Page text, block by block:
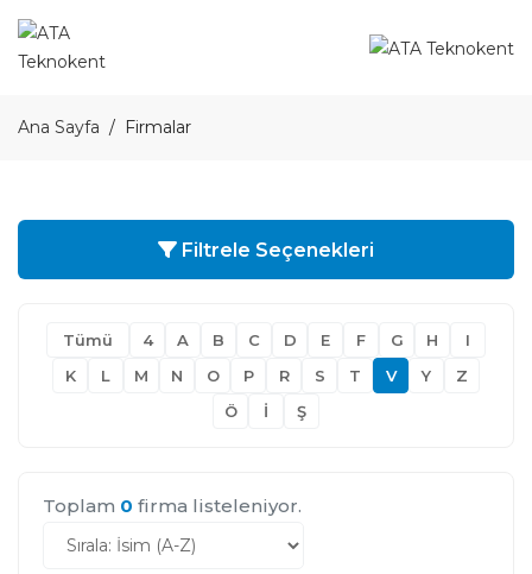
Ana Sayfa Firmalar
Filtrele Seçenekleri
Tümü 4 A B C D E F G H
I
K
L M N O P R S T V Y
Z
Ö
İ Ş
Toplam 0 firma listeleniyor.